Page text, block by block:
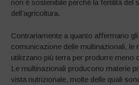
non è sostenibile perché la fertilità del
dell’agricoltura.
Contrariamente a quanto affermano
comunicazione delle multinazionali, le
utilizzano più terra per produrre meno
Le multinazionali producono materie
vista nutrizionale, molte delle quali